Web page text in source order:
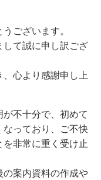
ございます。
して誠に申し訳ござ
、心より感謝申し上
不十分で、初めて
なっており、ご不快
非常に重く受け止
の案内資料の作成や